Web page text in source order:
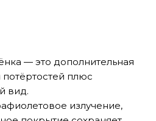
— это дополнительная
плюс
вид.
излучение,